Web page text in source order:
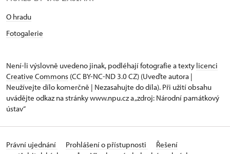
O hradu
Fotogalerie
Není-li výslovně uvedeno jinak, podléhají fotografie a texty licenci
Creative Commons (CC BY-NC-ND 3.0 CZ) (Uveďte autora |
Neužívejte dílo komerčně | Nezasahujte do díla). Při užití obsahu
uvádějte odkaz na stránky www.npu.cz a „zdroj: Národní památkový
ústav“
Právní ujednání Prohlášení o přístupnosti
Řešení